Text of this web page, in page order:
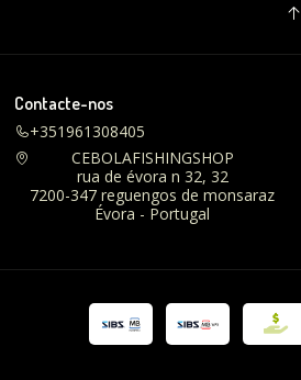
Contacte-nos
+351961308405
CEBOLAFISHINGSHOP
rua de évora n 32, 32
7200-347 reguengos de monsaraz
Évora - Portugal